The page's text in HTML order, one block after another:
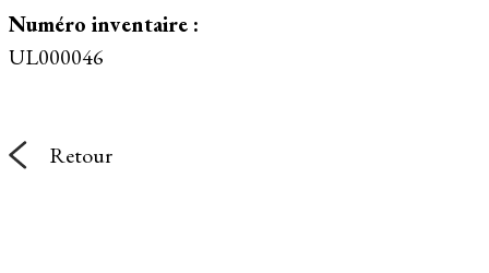
Numéro inventaire :
UL000046
Retour